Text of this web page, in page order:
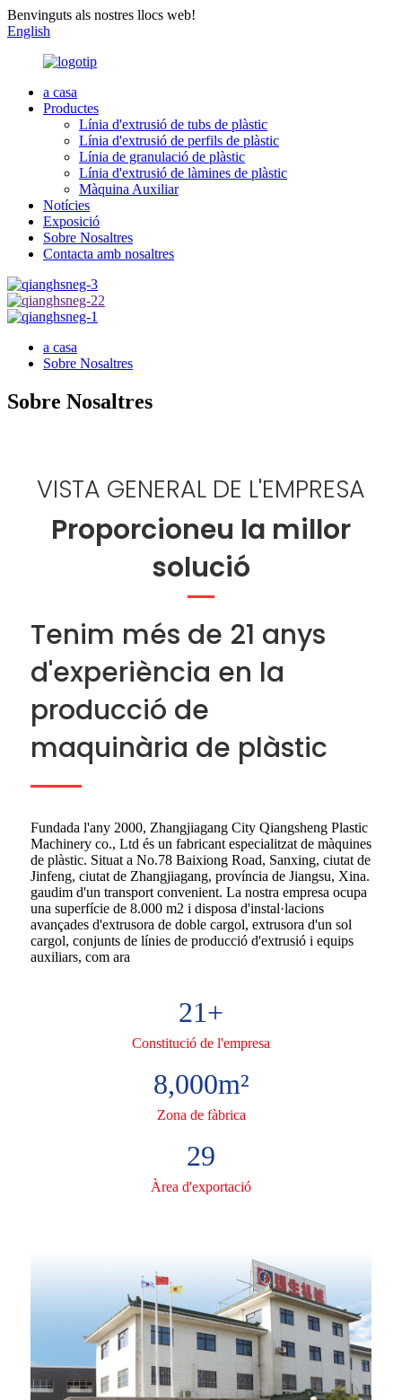
Benvinguts als nostres llocs web!
English
a casa
Productes
Línia d'extrusió de tubs de plàstic
Línia d'extrusió de perfils de plàstic
Línia de granulació de plàstic
Línia d'extrusió de làmines de plàstic
Màquina Auxiliar
Notícies
Exposició
Sobre Nosaltres
Contacta amb nosaltres
a casa
Sobre Nosaltres
Sobre Nosaltres
VISTA GENERAL DE L'EMPRESA
Proporcioneu la millor
solució
Tenim més de 21 anys
d'experiència en la
producció de
maquinària de plàstic
Fundada l'any 2000, Zhangjiagang City Qiangsheng Plastic
Machinery co., Ltd és un fabricant especialitzat de màquines
de plàstic. Situat a No.78 Baixiong Road, Sanxing, ciutat de
Jinfeng, ciutat de Zhangjiagang, província de Jiangsu, Xina.
gaudim d'un transport convenient. La nostra empresa ocupa
una superfície de 8.000 m2 i disposa d'instal·lacions
avançades d'extrusora de doble cargol, extrusora d'un sol
cargol, conjunts de línies de producció d'extrusió i equips
auxiliars, com ara
21+
Constitució de l'empresa
8,000m²
Zona de fàbrica
29
Àrea d'exportació